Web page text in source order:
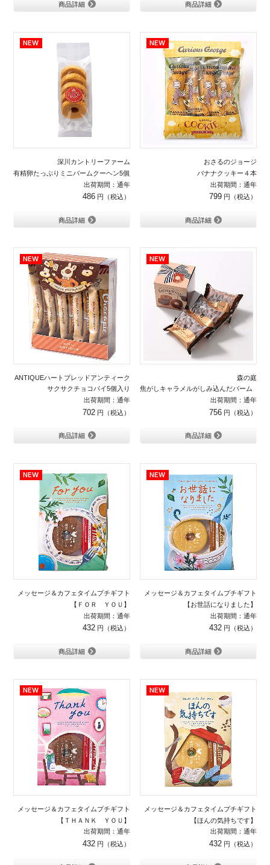
商品詳細 商品詳細
深川カントリーファーム
有精卵たっぷりミニバームクーヘン5個入り
出荷期間：通年
486
商品詳細
おさるのジョージ
バナナクッキー４本
出荷期間：通年
799
商品詳細
ANTIQUEハートブレッドアンティーク
サクサクチョコパイ5個入り
出荷期間：通年
702
商品詳細
森の庭
焦がしキャラメルがしみ込んだバーム ３
出荷期間：通年
756
商品詳細
メッセージ＆カフェタイムプチギフト
【ＦＯＲ ＹＯＵ】
出荷期間：通年
432
商品詳細
メッセージ＆カフェタイムプチギフト
【お世話になりました】
出荷期間：通年
432
商品詳細
メッセージ＆カフェタイムプチギフト
【ＴＨＡＮＫ ＹＯＵ】
出荷期間：通年
432
メッセージ＆カフェタイムプチギフト
【ほんの気持ちです】
出荷期間：通年
432